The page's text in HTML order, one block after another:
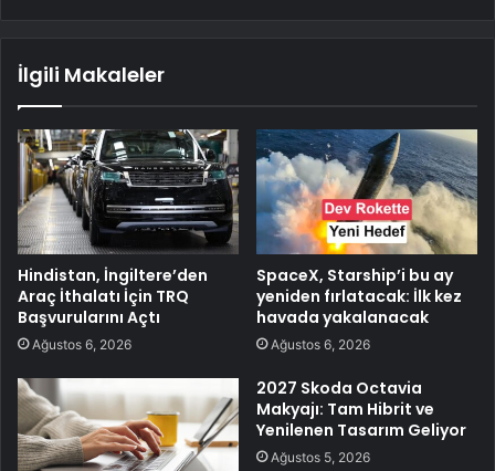
İlgili Makaleler
Hindistan, İngiltere’den
Araç İthalatı İçin TRQ
Başvurularını Açtı
Ağustos 6, 2026
SpaceX, Starship’i bu ay
yeniden fırlatacak: İlk kez
havada yakalanacak
Ağustos 6, 2026
2027 Skoda Octavia
Makyajı: Tam Hibrit ve
Yenilenen Tasarım Geliyor
Ağustos 5, 2026